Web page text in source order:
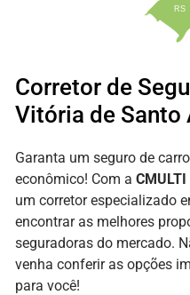
RS
Corretor de
Vitória de Santo
Garanta um seguro de
econômico! Com a
um corretor especializado
encontrar as melhores
seguradoras do mercado.
venha conferir as opções
para você!